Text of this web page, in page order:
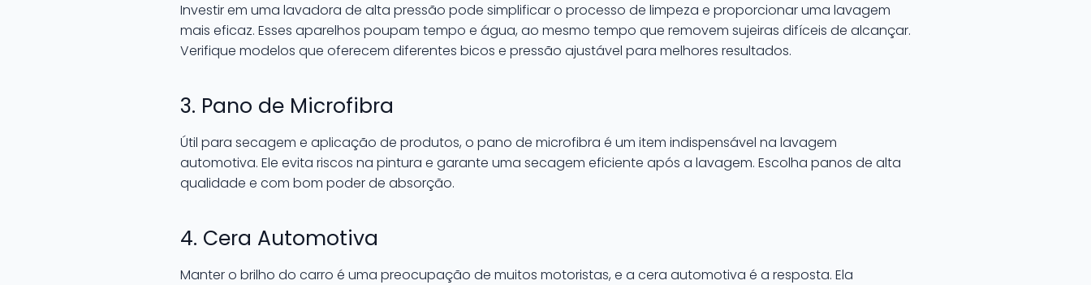
Investir em uma lavadora de alta pressão pode simplificar o processo de limpeza e proporcionar uma lavagem
mais eficaz. Esses aparelhos poupam tempo e água, ao mesmo tempo que removem sujeiras difíceis de alcançar.
Verifique modelos que oferecem diferentes bicos e pressão ajustável para melhores resultados.
3. Pano de Microfibra
Útil para secagem e aplicação de produtos, o pano de microfibra é um item indispensável na lavagem
automotiva. Ele evita riscos na pintura e garante uma secagem eficiente após a lavagem. Escolha panos de alta
qualidade e com bom poder de absorção.
4. Cera Automotiva
Manter o brilho do carro é uma preocupação de muitos motoristas, e a cera automotiva é a resposta. Ela